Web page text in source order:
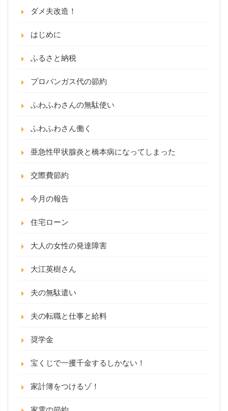
ダメ夫改造！
はじめに
ふるさと納税
プロパンガス代の節約
ふわふわさんの無駄使い
ふわふわさん働く
亜急性甲状腺炎と橋本病になってしまった
交際費節約
今月の報告
住宅ローン
大人の女性の発達障害
大江英樹さん
夫の無駄遣い
夫の転職と仕事と給料
奨学金
宝くじで一攫千金するしかない！
家計簿をつけるゾ！